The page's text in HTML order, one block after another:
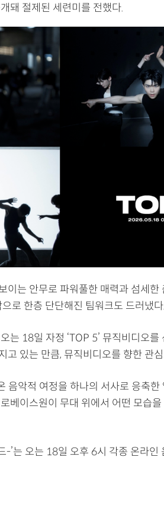
돼 절제된 세련미를 전했다.
이는 안무로 파워풀한 매력과 섬세한
로 한층 단단해진 팀워크도 드러냈
는 18일 자정 ‘TOP 5’ 뮤직비디오를
고 있는 만큼, 뮤직비디오를 향한 관
음악적 여정을 하나의 서사로 응축
베이스원이 무대 위에서 어떤 모습
-’는 오는 18일 오후 6시 각종 온라인